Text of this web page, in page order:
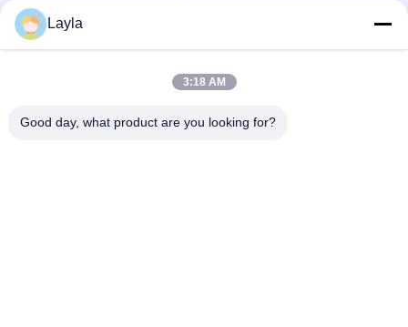
0086-18688885859
Layla
3:18 AM
Good day, what product are you looking for?